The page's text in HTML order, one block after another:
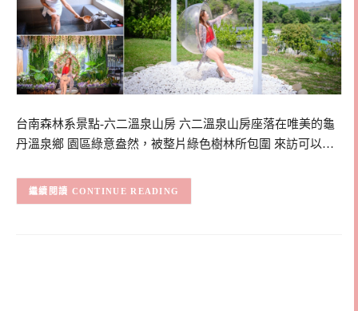
台南森林系景點-六二溫泉山房 六二溫泉山房座落在唯美的龜
丹溫泉鄉 園區綠意盎然，被整片綠色樹林所包圍 來訪可以…
CONTINUE READING